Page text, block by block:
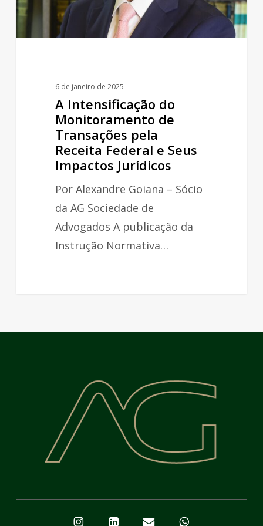
pela
Federal
Impactos
Jurídicos
6 de janeiro de 2025
A Intensificação do
Monitoramento de
Transações pela
Receita Federal e Seus
Impactos Jurídicos
Por Alexandre Goiana – Sócio
da AG Sociedade de
Advogados A publicação da
Instrução Normativa…